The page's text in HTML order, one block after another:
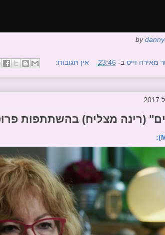
by
מאירה וייס ב- 23:46 אין תגובות:
(רינה מצליח) בהשתתפות